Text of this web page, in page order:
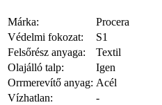
Márka:
Procera
Védelmi fokozat:
S1
Felsőrész anyaga:
Textil
Olajálló talp:
Igen
Orrmerevítő anyag: Acél
Vízhatlan:
-